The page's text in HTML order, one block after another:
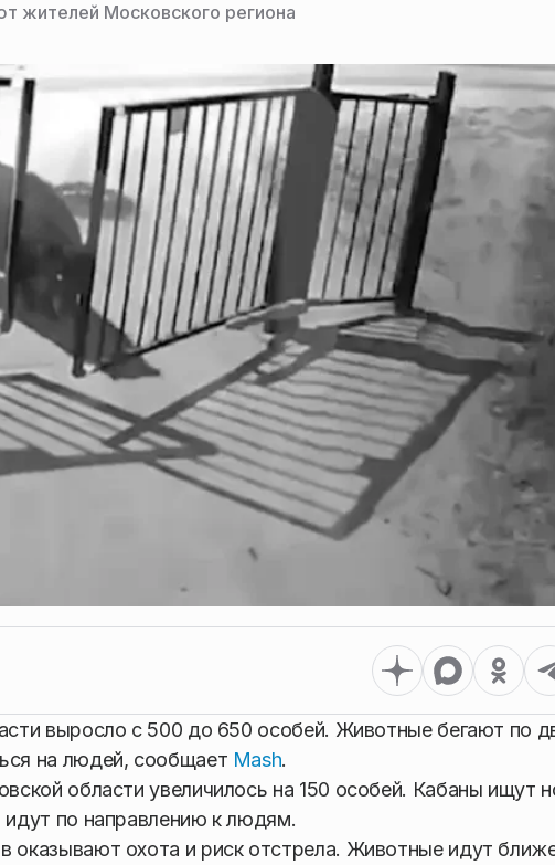
жителей Московского региона
выросло с 500 до 650 особей. Животные бегают по
на людей, сообщает Mash.
области увеличилось на 150 особей. Кабаны ищут
по направлению к людям.
оказывают охота и риск отстрела. Животные идут